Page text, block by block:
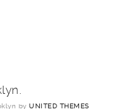
byUNITED THEMES